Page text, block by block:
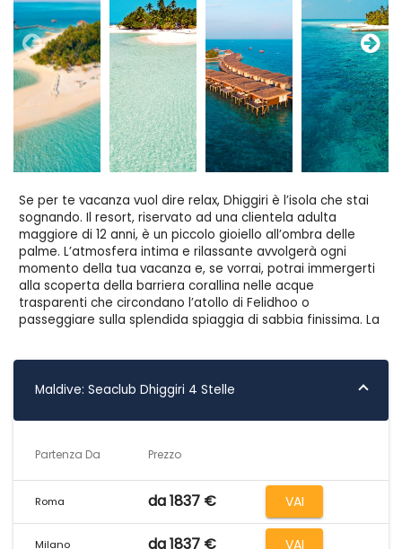
Se per te vacanza vuol dire relax, Dhiggiri è l’isola che stai
sognando. Il resort, riservato ad una clientela adulta
maggiore di 12 anni, è un piccolo gioiello all’ombra delle
palme. L’atmosfera intima e rilassante avvolgerà ogni
momento della tua vacanza e, se vorrai, potrai immergerti
alla scoperta della barriera corallina nelle acque
trasparenti che circondano l’atollo di Felidhoo o
passeggiare sulla splendida spiaggia di sabbia finissima. La
pensieri e a contatto con una natura tra le più
Situato sull' atollo di Vaavu, il SeaClub Dhiggiri dista poco
barca veloce dura circa 1 ora e 30 minuti, tempo variabile a
seconda delle condizioni del mare. Pagando un
supplemento è possibile il trasferimento in idrovolante
della durata di circa 25 minuti. L’isola è circondata da una
Maldive: Seaclub Dhiggiri 4 Stelle
Partenza Da Prezzo
Roma da 1837 € VAI
Milano da 1837 € VAI